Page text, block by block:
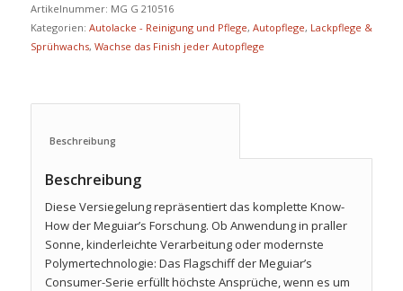
Artikelnummer: MG G 210516
Kategorien: Autolacke - Reinigung und Pflege, Autopflege, Lackpflege &
Sprühwachs, Wachse das Finish jeder Autopflege
Beschreibung
Diese Versiegelung repräsentiert das komplette Know-
How der Meguiar’s Forschung. Ob Anwendung in praller
Sonne, kinderleichte Verarbeitung oder modernste
Polymertechnologie: Das Flagschiff der Meguiar’s
Consumer-Serie erfüllt höchste Ansprüche, wenn es um